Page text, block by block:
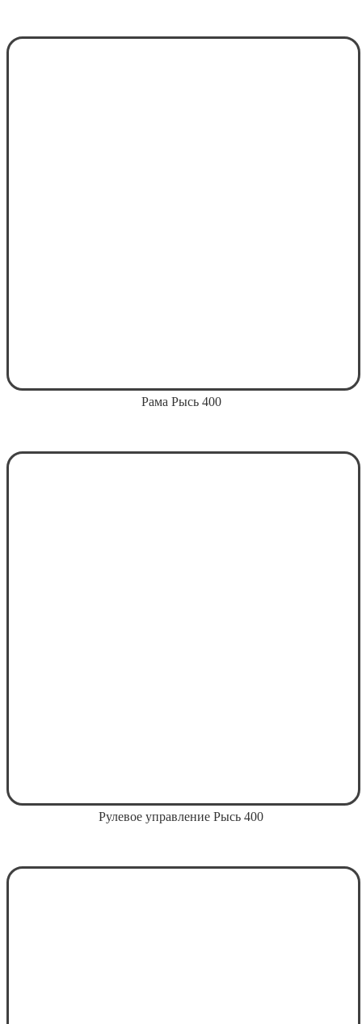
Рама Рысь 400
Рулевое управление Рысь 400